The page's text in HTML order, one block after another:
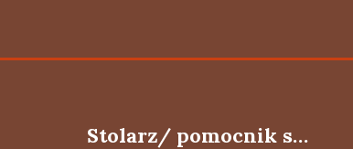
Stolarz/ pomocnik stolarza (k/.m)